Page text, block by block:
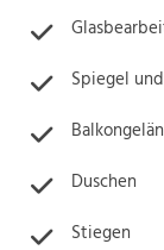
Spiegel
Duschen
Stiegen